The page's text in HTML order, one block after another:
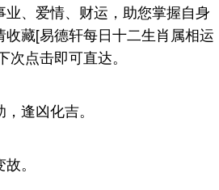
、爱情、财运，助您掌握自身
藏[易德轩每日十二生肖属相运
点击即可直达。
逢凶化吉。
。